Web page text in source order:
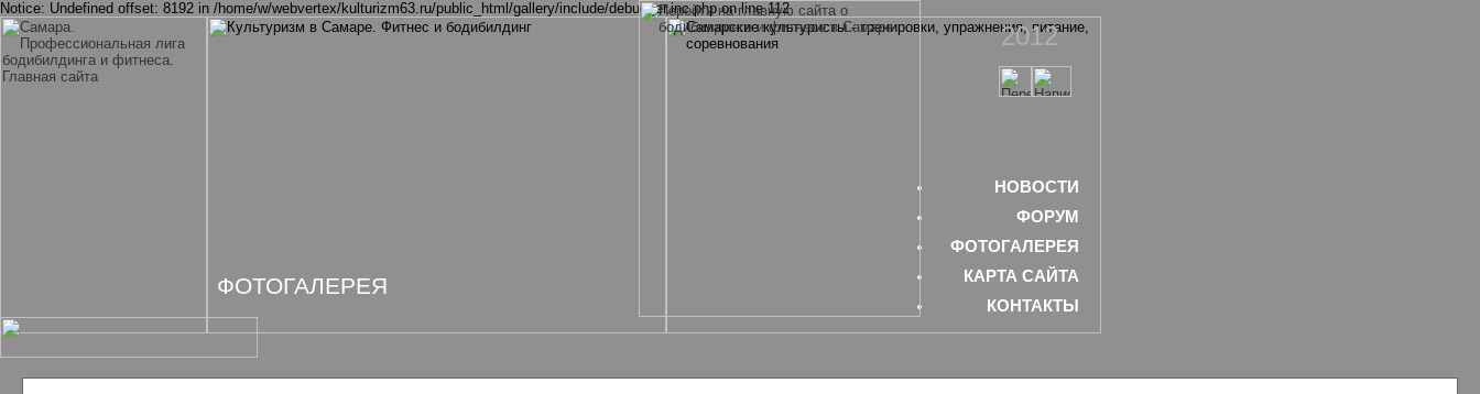
Notice: Undefined offset: 8192 in /home/w/webvertex/kulturizm63.ru/public_html/gallery/include/debugger.inc.php on line 112
2012
НОВОСТИ
ФОРУМ
ФОТОГАЛЕРЕЯ
КАРТА САЙТА
КОНТАКТЫ
ФОТОГАЛЕРЕЯ